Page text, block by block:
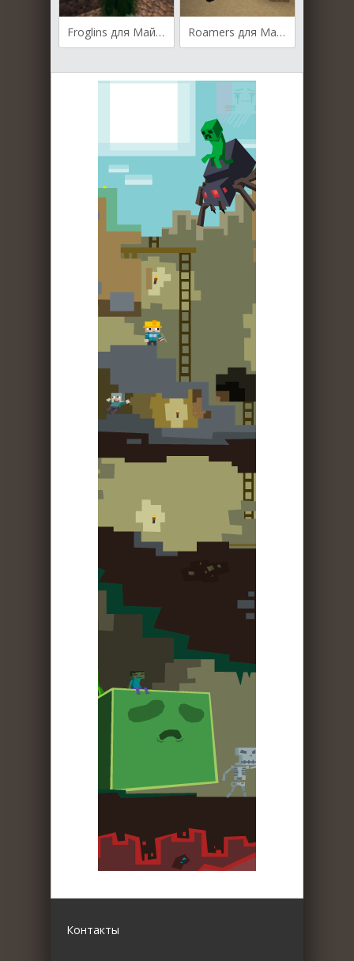
Froglins для Майнкрафт [1.21.11, 1.21.10] Roamers для Майнкрафт [1.21.4, 1.21.1, 1.21]
Контакты